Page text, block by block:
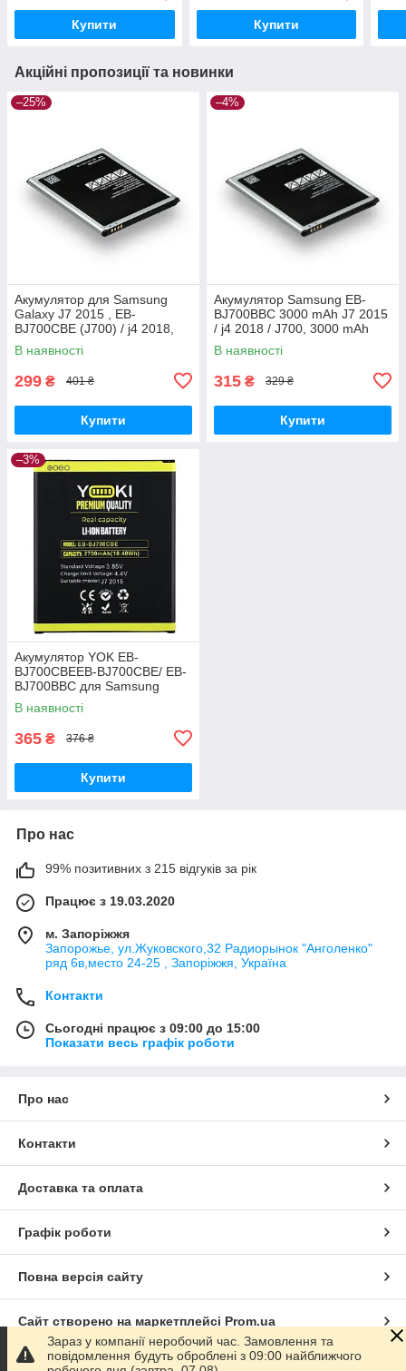
Купити Купити
Акційні пропозиції та новинки
–25%
Акумулятор для Samsung
Galaxy J7 2015 , EB-
BJ700CBE (J700) / j4 2018,
3000 mAh Original PRC
В наявності
299 ₴ 401 ₴
Купити
–4%
Акумулятор Samsung EB-
BJ700BBC 3000 mAh J7 2015
/ j4 2018 / J700, 3000 mAh
Original PRC
В наявності
315 ₴ 329 ₴
Купити
–3%
Акумулятор YOK EB-
BJ700CBEEB-BJ700CBE/ EB-
BJ700BBC для Samsung
J700/ J700H/ J700F/ J701/ J7
(2015)/ J4 (2018)/ J400
В наявності
365 ₴ 376 ₴
Купити
Про нас
99% позитивних з 215 відгуків за рік
Працює з 19.03.2020
м. Запоріжжя
Запорожье, ул.Жуковского,32 Радиорынок "Анголенко"
ряд 6в,место 24-25 , Запоріжжя, Україна
Контакти
Сьогодні працює з 09:00 до 15:00
Показати весь графік роботи
Про нас
Контакти
Доставка та оплата
Графік роботи
Повна версія сайту
Сайт створено на маркетплейсі Prom.ua
Політика конфіденційності
Зараз у компанії неробочий час. Замовлення та
повідомлення будуть оброблені з 09:00 найближчого